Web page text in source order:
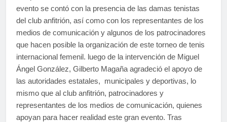
evento se contó con la presencia de las damas tenistas
del club anfitrión, así como con los representantes de los
medios de comunicación y algunos de los patrocinadores
que hacen posible la organización de este torneo de tenis
internacional femenil. luego de la intervención de Miguel
Ángel González, Gilberto Magaña agradeció el apoyo de
las autoridades estatales, municipales y deportivas, lo
mismo que al club anfitrión, patrocinadores y
representantes de los medios de comunicación, quienes
apoyan para hacer realidad este gran evento. Tras